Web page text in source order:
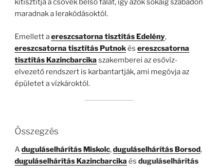
kitisztítja a csövek belső falát, így azok sokáig szabadon
maradnak a lerakódásoktól.
Emellett aereszcsatorna tisztítás Edelény,
ereszcsatorna tisztítás Putnokés ereszcsatorna
tisztítás Kazincbarcika szakemberei az esővíz-
elvezető rendszert is karbantartják, ami megóvja az
épületet a vízkároktól.
Összegzés
Aduguláselhárítás Miskolc,duguláselhárítás Borsod,
duguláselhárítás Kazincbarcika és duguláselhárítás